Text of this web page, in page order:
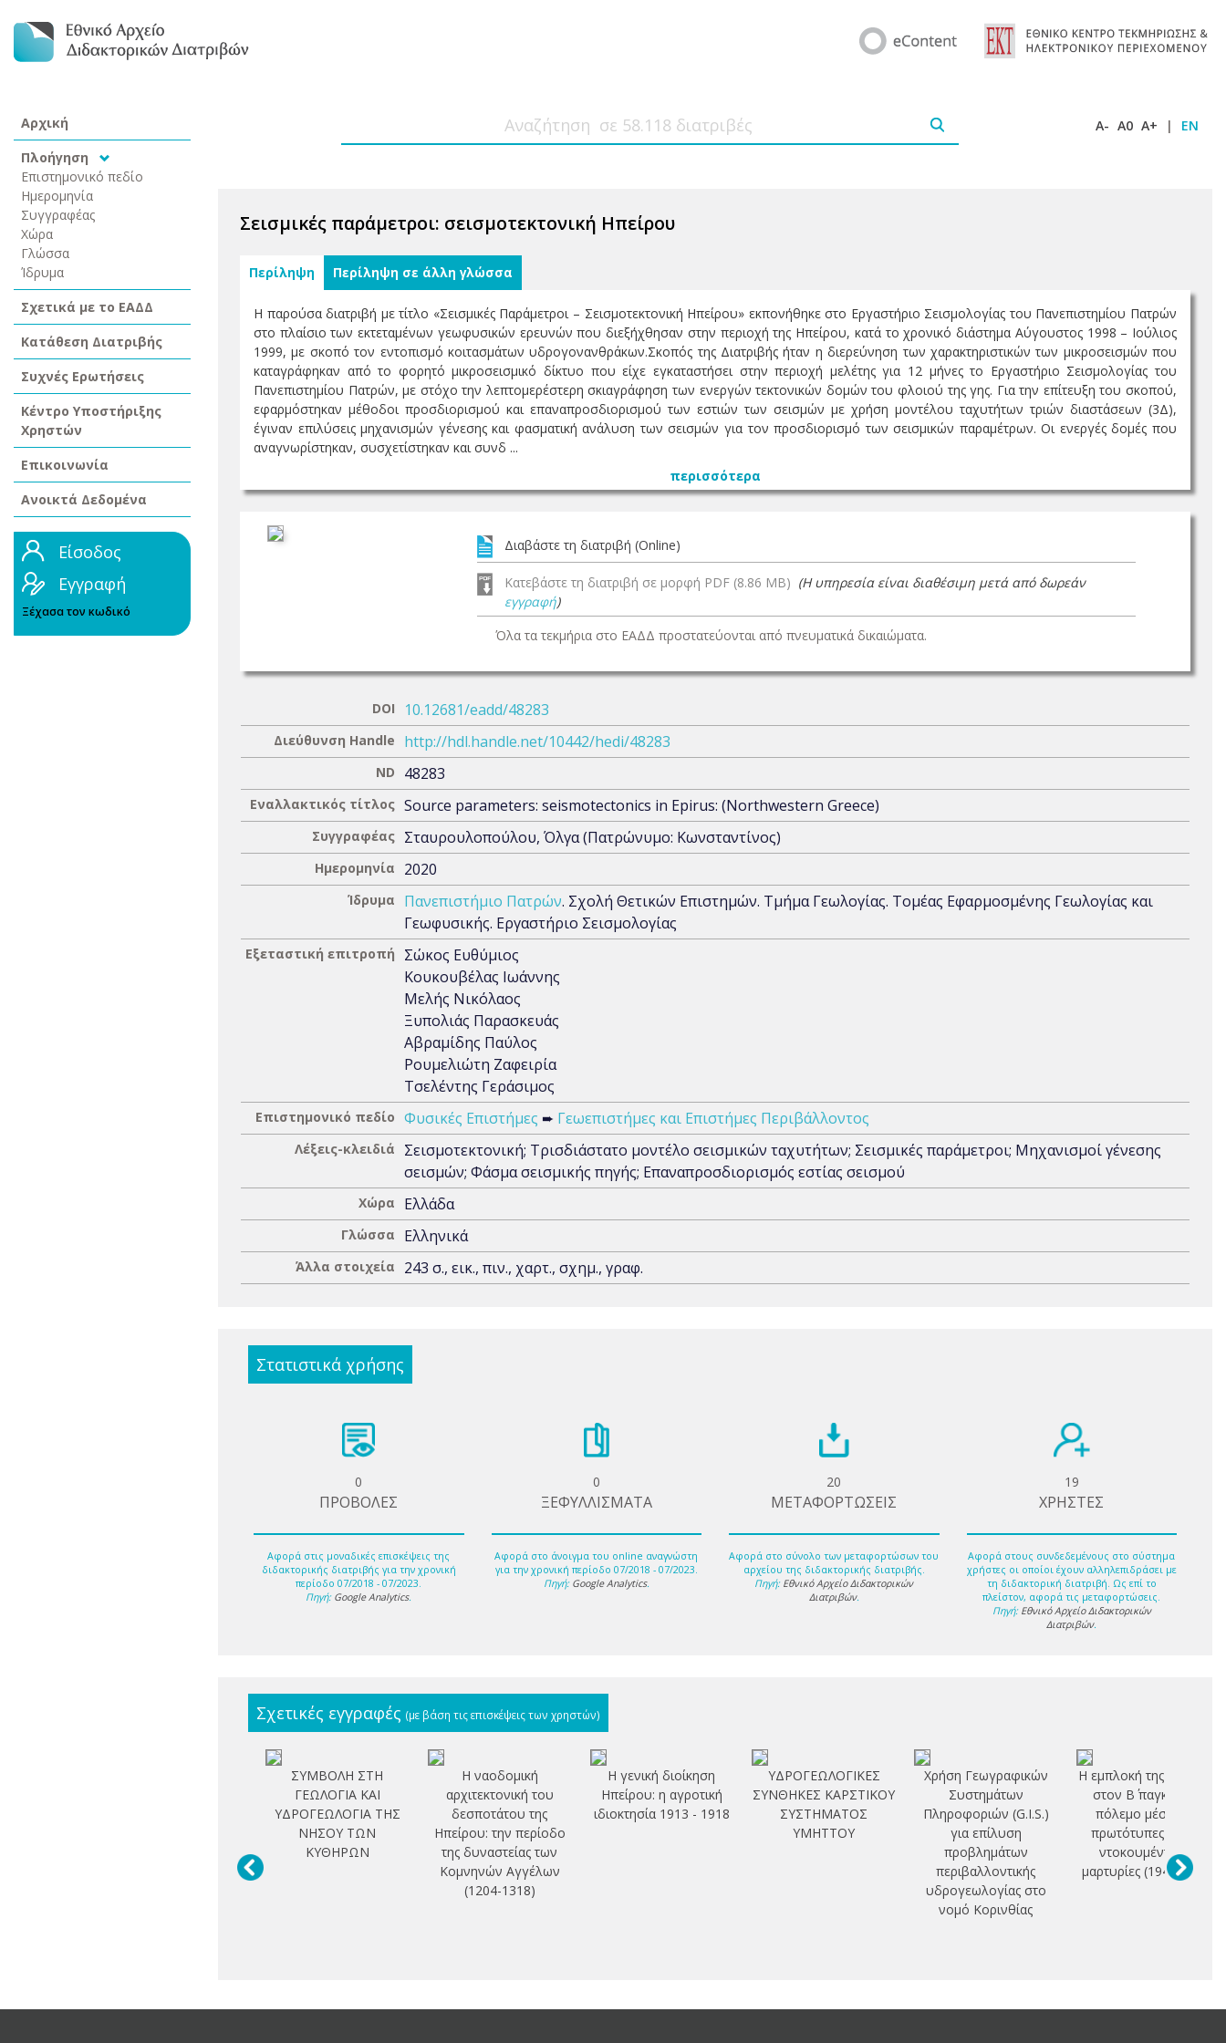
Αρχική
Πλοήγηση
Επιστημονικό πεδίο
Ημερομηνία
Συγγραφέας
Χώρα
Γλώσσα
Ίδρυμα
Σχετικά με το ΕΑΔΔ
Κατάθεση Διατριβής
Συχνές Ερωτήσεις
Κέντρο Υποστήριξης
Χρηστών
Επικοινωνία
Ανοικτά Δεδομένα
Είσοδος
Εγγραφή
Ξέχασα τον κωδικό
A- A0 A+ | EN
Σεισμικές παράμετροι: σεισμοτεκτονική Ηπείρου
Περίληψη Περίληψη σε άλλη γλώσσα
Η παρούσα διατριβή με τίτλο «Σεισμικές Παράμετροι – Σεισμοτεκτονική Ηπείρου» εκπονήθηκε στο Εργαστήριο Σεισμολογίας του Πανεπιστημίου Πατρών
στο πλαίσιο των εκτεταμένων γεωφυσικών ερευνών που διεξήχθησαν στην περιοχή της Ηπείρου, κατά το χρονικό διάστημα Αύγουστος 1998 – Ιούλιος
1999, με σκοπό τον εντοπισμό κοιτασμάτων υδρογονανθράκων.Σκοπός της Διατριβής ήταν η διερεύνηση των χαρακτηριστικών των μικροσεισμών που
καταγράφηκαν από το φορητό μικροσεισμικό δίκτυο που είχε εγκαταστήσει στην περιοχή μελέτης για 12 μήνες το Εργαστήριο Σεισμολογίας του
Πανεπιστημίου Πατρών, με στόχο την λεπτομερέστερη σκιαγράφηση των ενεργών τεκτονικών δομών του φλοιού της γης. Για την επίτευξη του σκοπού,
εφαρμόστηκαν μέθοδοι προσδιορισμού και επαναπροσδιορισμού των εστιών των σεισμών με χρήση μοντέλου ταχυτήτων τριών διαστάσεων (3Δ),
έγιναν επιλύσεις μηχανισμών γένεσης και φασματική ανάλυση των σεισμών για τον προσδιορισμό των σεισμικών παραμέτρων. Οι ενεργές δομές που
αναγνωρίστηκαν, συσχετίστηκαν και συνδ ...
περισσότερα
Διαβάστε τη διατριβή (Online)
Κατεβάστε τη διατριβή σε μορφή PDF (8.86 MB) (Η υπηρεσία είναι διαθέσιμη μετά από δωρεάν
εγγραφή)
Όλα τα τεκμήρια στο ΕΑΔΔ προστατεύονται από πνευματικά δικαιώματα.
DOI 10.12681/eadd/48283
Διεύθυνση Handle http://hdl.handle.net/10442/hedi/48283
ND 48283
Εναλλακτικός τίτλος Source parameters: seismotectonics in Epirus: (Northwestern Greece)
Συγγραφέας Σταυρουλοπούλου, Όλγα (Πατρώνυμο: Κωνσταντίνος)
Ημερομηνία 2020
Ίδρυμα Πανεπιστήμιο Πατρών. Σχολή Θετικών Επιστημών. Τμήμα Γεωλογίας. Τομέας Εφαρμοσμένης Γεωλογίας και
Γεωφυσικής. Εργαστήριο Σεισμολογίας
Εξεταστική επιτροπή
Σώκος Ευθύμιος
Κουκουβέλας Ιωάννης
Μελής Νικόλαος
Ξυπολιάς Παρασκευάς
Αβραμίδης Παύλος
Ρουμελιώτη Ζαφειρία
Τσελέντης Γεράσιμος
Επιστημονικό πεδίο Φυσικές Επιστήμες ➨ Γεωεπιστήμες και Επιστήμες Περιβάλλοντος
Λέξεις-κλειδιά
Σεισμοτεκτονική; Τρισδιάστατο μοντέλο σεισμικών ταχυτήτων; Σεισμικές παράμετροι; Μηχανισμοί γένεσης
σεισμών; Φάσμα σεισμικής πηγής; Επαναπροσδιορισμός εστίας σεισμού
Χώρα Ελλάδα
Γλώσσα Ελληνικά
Άλλα στοιχεία 243 σ., εικ., πιν., χαρτ., σχημ., γραφ.
Στατιστικά χρήσης
0
ΠΡΟΒΟΛΕΣ
Αφορά στις μοναδικές επισκέψεις της
διδακτορικής διατριβής για την χρονική
περίοδο 07/2018 - 07/2023.
Πηγή: Google Analytics.
0
ΞΕΦΥΛΛΙΣΜΑΤΑ
Αφορά στο άνοιγμα του online αναγνώστη
για την χρονική περίοδο 07/2018 - 07/2023.
Πηγή: Google Analytics.
20
ΜΕΤΑΦΟΡΤΩΣΕΙΣ
Αφορά στο σύνολο των μεταφορτώσων του
αρχείου της διδακτορικής διατριβής.
Πηγή: Εθνικό Αρχείο Διδακτορικών
Διατριβών.
19
ΧΡΗΣΤΕΣ
Αφορά στους συνδεδεμένους στο σύστημα
χρήστες οι οποίοι έχουν αλληλεπιδράσει με
τη διδακτορική διατριβή. Ως επί το
πλείστον, αφορά τις μεταφορτώσεις.
Πηγή: Εθνικό Αρχείο Διδακτορικών
Διατριβών.
Σχετικές εγγραφές (με βάση τις επισκέψεις των χρηστών)
ΣΥΜΒΟΛΗ ΣΤΗ
ΓΕΩΛΟΓΙΑ ΚΑΙ
ΥΔΡΟΓΕΩΛΟΓΙΑ ΤΗΣ
ΝΗΣΟΥ ΤΩΝ
ΚΥΘΗΡΩΝ
Η ναοδομική
αρχιτεκτονική του
δεσποτάτου της
Ηπείρου: την περίοδο
της δυναστείας των
Κομνηνών Αγγέλων
(1204-1318)
Η γενική διοίκηση
Ηπείρου: η αγροτική
ιδιοκτησία 1913 - 1918
ΥΔΡΟΓΕΩΛΟΓΙΚΕΣ
ΣΥΝΘΗΚΕΣ ΚΑΡΣΤΙΚΟΥ
ΣΥΣΤΗΜΑΤΟΣ
ΥΜΗΤΤΟΥ
Χρήση Γεωγραφικών
Συστημάτων
Πληροφοριών (G.I.S.)
για επίλυση
προβλημάτων
περιβαλλοντικής
υδρογεωλογίας στο
νομό Κορινθίας
Η εμπλοκή της Ελλάδας
στον Β΄ παγκόσμιο
πόλεμο μέσα από
πρωτότυπες πηγές,
ντοκουμέντα και
μαρτυρίες (1940-1941)